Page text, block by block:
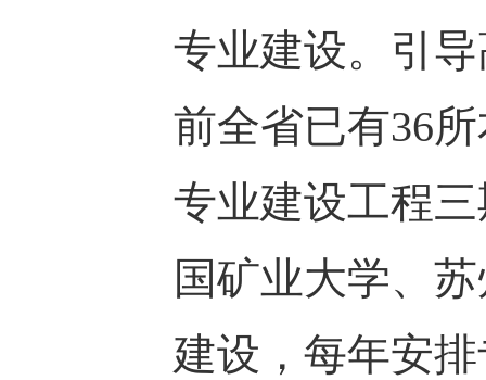
专业建设。引
前全省已有36
专业建设工程
国矿业大学、
建设，每年安